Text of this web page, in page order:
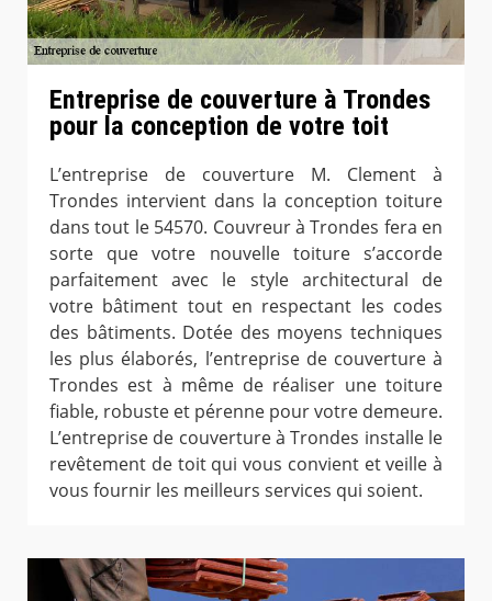
Entreprise de couverture à Trondes
pour la conception de votre toit
L’entreprise de couverture M. Clement à
Trondes intervient dans la conception toiture
dans tout le 54570. Couvreur à Trondes fera en
sorte que votre nouvelle toiture s’accorde
parfaitement avec le style architectural de
votre bâtiment tout en respectant les codes
des bâtiments. Dotée des moyens techniques
les plus élaborés, l’entreprise de couverture à
Trondes est à même de réaliser une toiture
fiable, robuste et pérenne pour votre demeure.
L’entreprise de couverture à Trondes installe le
revêtement de toit qui vous convient et veille à
vous fournir les meilleurs services qui soient.